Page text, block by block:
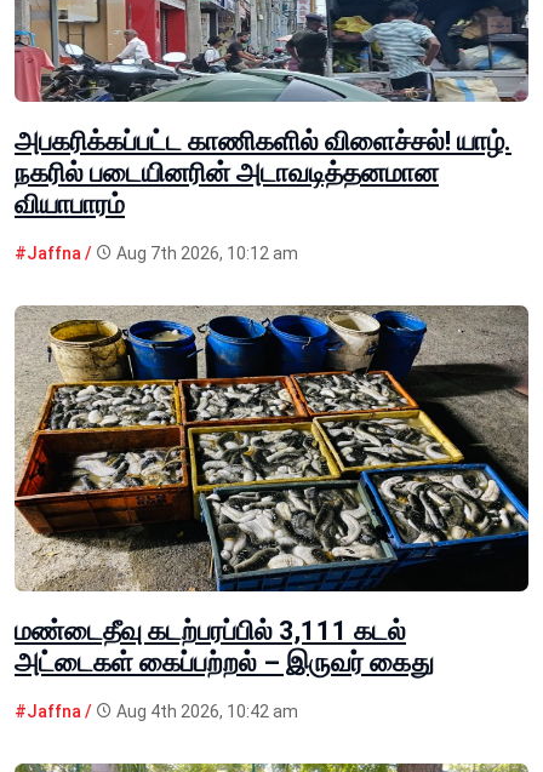
அபகரிக்கப்பட்ட காணிகளில் விளைச்சல்! யாழ்.
நகரில் படையினரின் அடாவடித்தனமான
வியாபாரம்
#Jaffna / Aug 7th 2026, 10:12 am
மண்டைதீவு கடற்பரப்பில் 3,111 கடல்
அட்டைகள் கைப்பற்றல் – இருவர் கைது
#Jaffna / Aug 4th 2026, 10:42 am